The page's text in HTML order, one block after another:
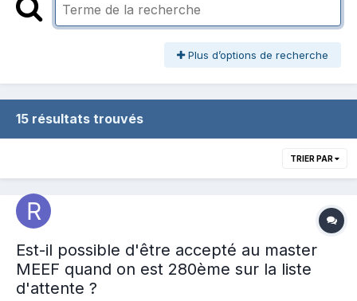
Plus d’options de recherche
15 résultats trouvés
TRIER PAR
Est-il possible d'être accepté au master
MEEF quand on est 280ème sur la liste
d'attente ?